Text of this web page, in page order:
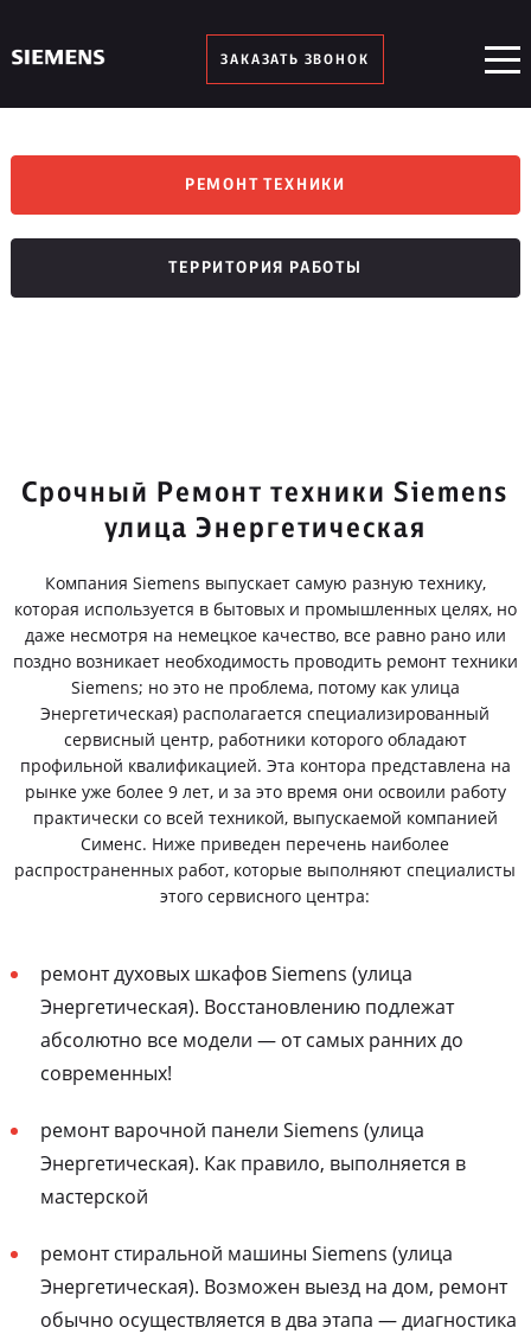
ЗАКАЗАТЬ ЗВОНОК
РЕМОНТ ТЕХНИКИ
ТЕРРИТОРИЯ РАБОТЫ
Срочный Ремонт техники Siemens
улица Энергетическая
Компания Siemens выпускает самую разную технику,
которая используется в бытовых и промышленных целях, но
даже несмотря на немецкое качество, все равно рано или
поздно возникает необходимость проводить ремонт техники
Siemens; но это не проблема, потому как улица
Энергетическая) располагается специализированный
сервисный центр, работники которого обладают
профильной квалификацией. Эта контора представлена на
рынке уже более 9 лет, и за это время они освоили работу
практически со всей техникой, выпускаемой компанией
Сименс. Ниже приведен перечень наиболее
распространенных работ, которые выполняют специалисты
этого сервисного центра:
ремонт духовых шкафов Siemens (улица
Энергетическая). Восстановлению подлежат
абсолютно все модели — от самых ранних до
современных!
ремонт варочной панели Siemens (улица
Энергетическая). Как правило, выполняется в
мастерской
ремонт стиральной машины Siemens (улица
Энергетическая). Возможен выезд на дом, ремонт
обычно осуществляется в два этапа — диагностика